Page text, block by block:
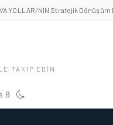
TAKIP EDIN
8